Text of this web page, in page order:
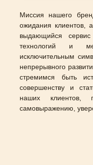
Миссия нашего
ожидания клиентов,
выдающийся
технологий и
исключительным
непрерывного
стремимся быть
совершенству и
наших
самовыражению,